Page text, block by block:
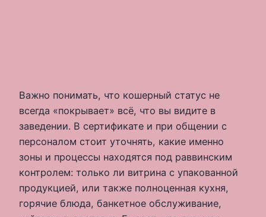
Важно понимать, что кошерный статус не
всегда «покрывает» всё, что вы видите в
заведении. В сертификате и при общении с
персоналом стоит уточнять, какие именно
зоны и процессы находятся под раввинским
контролем: только ли витрина с упакованной
продукцией, или также полноценная кухня,
горячие блюда, банкетное обслуживание,